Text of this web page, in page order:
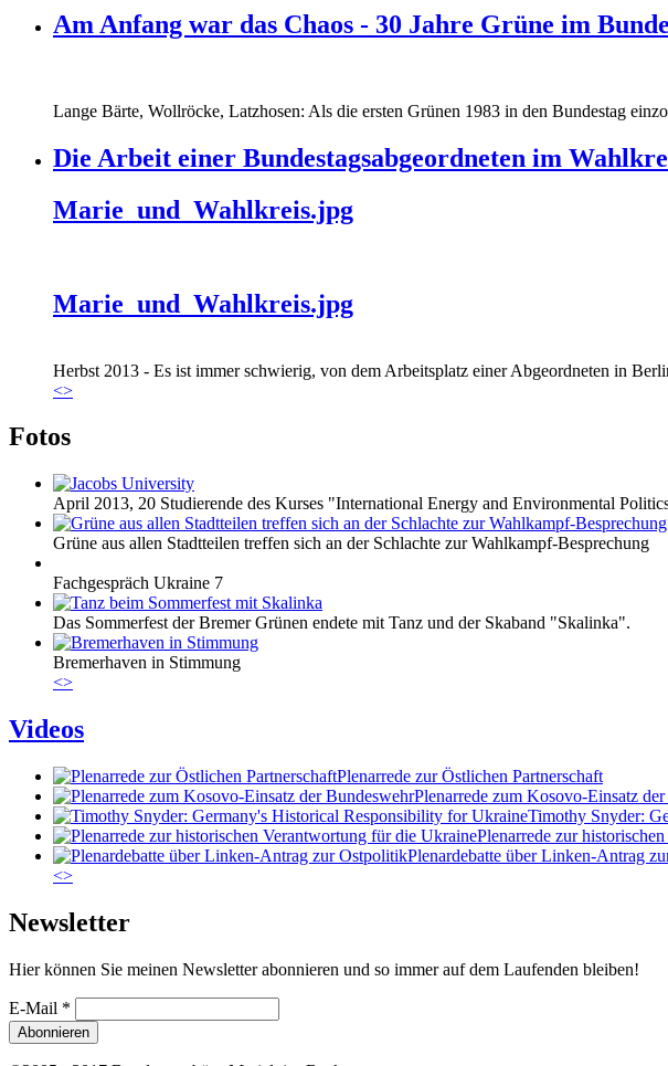
Am Anfang war das Chaos - 30 Jahre Grüne im
Lange Bärte, Wollröcke, Latzhosen: Als die ersten Grünen 1983 in den Bundestag
Die Arbeit einer Bundestagsabgeordneten im
Marie_und_Wahlkreis.jpg
Marie_und_Wahlkreis.jpg
Herbst 2013 - Es ist immer schwierig, von dem Arbeitsplatz einer Abgeordneten in
<>
Fotos
April 2013, 20 Studierende des Kurses "International Energy and Environmental
Grüne aus allen Stadtteilen treffen sich an der Schlachte zur Wahlkampf-Besprechung
Fachgespräch Ukraine 7
Das Sommerfest der Bremer Grünen endete mit Tanz und der Skaband "Skalinka".
Bremerhaven in Stimmung
<>
Videos
Plenarrede zur Östlichen Partnerschaft
Plenarrede zum Kosovo-Einsatz
Timothy Snyder:
Plenarrede zur
Plenardebatte über Linken-Antrag
<>
Newsletter
Hier können Sie meinen Newsletter abonnieren und so immer auf dem Laufenden bleiben!
E-Mail *